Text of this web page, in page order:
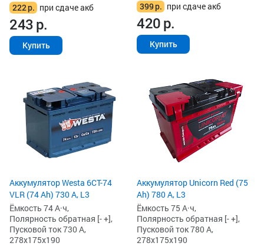
222р. при сдаче акб
243р.
Купить
399р. при сдаче акб
420р.
Купить
Аккумулятор Westa 6СТ-74
VLR (74 Ah) 730 А, L3
Ёмкость 74 А·ч,
Полярность обратная [- +],
Пусковой ток 730 А,
278x175x190
Аккумулятор Unicorn Red (75
Ah) 780 А, L3
Ёмкость 75 А·ч,
Полярность обратная [- +],
Пусковой ток 780 А,
278x175x190